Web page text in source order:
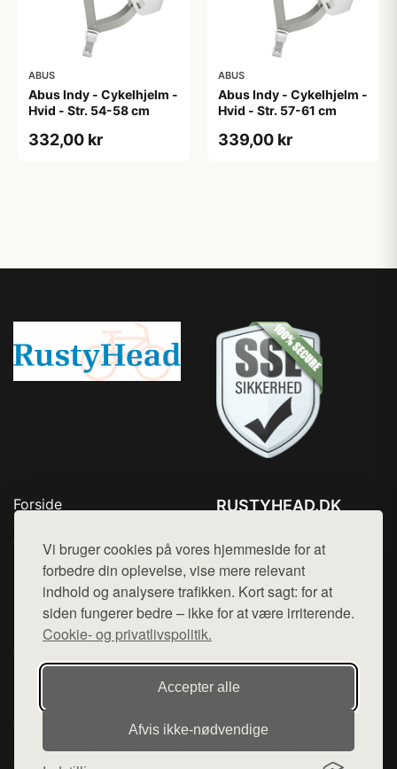
Vi bruger cookies på vores hjemmeside for at
forbedre din oplevelse, vise mere relevant
indhold og analysere trafikken. Kort sagt: for at
siden fungerer bedre – ikke for at være irriterende.
Cookie- og privatlivspolitik.
Accepter alle
Afvis ikke‑nødvendige
ABUS
Abus Indy - Cykelhjelm -
Hvid - Str. 54-58 cm
332,00 kr
ABUS
Abus Indy - Cykelhjelm -
Hvid - Str. 57-61 cm
339,00 kr
Forside
Top Rabatter
Kontakt
RUSTYHEAD.DK
Mail: hej@want.dk
Cookie- og privatlivspolitik
Denne side er en del af want.dk, der udgiver en række
hjemmesider med præsentation af forskellige produkter fra
diverse webshops. Der sælges ikke varer fra denne side - vi
varerne på lager.